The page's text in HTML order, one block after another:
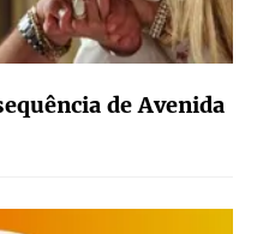
de Avenida